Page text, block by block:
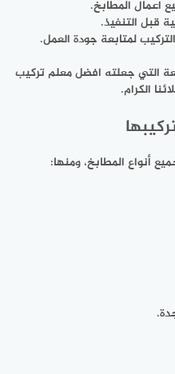
اعمال المطابخ.
قبل التنفيذ.
لمتابعة جودة العمل.
التي جعلته افضل معلم تركيب
الكرام.
أنواع المطابخ، ومنها: